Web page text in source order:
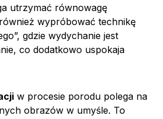
utrzymać równowagę
wypróbować technikę
gdzie wydychanie jest
co dodatkowo uspokaja
w procesie porodu polega na
obrazów w umyśle. To